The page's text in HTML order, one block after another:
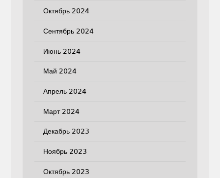
Октябрь 2024
Сентябрь 2024
Июнь 2024
Май 2024
Апрель 2024
Март 2024
Декабрь 2023
Ноябрь 2023
Октябрь 2023